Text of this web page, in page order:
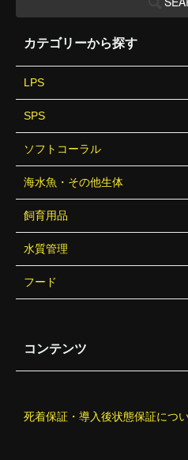
カテゴリーから探す
LPS
SPS
ソフトコーラル
海水魚・その他生体
飼育用品
水質管理
フード
コンテンツ
死着保証・導入後状態保証につ